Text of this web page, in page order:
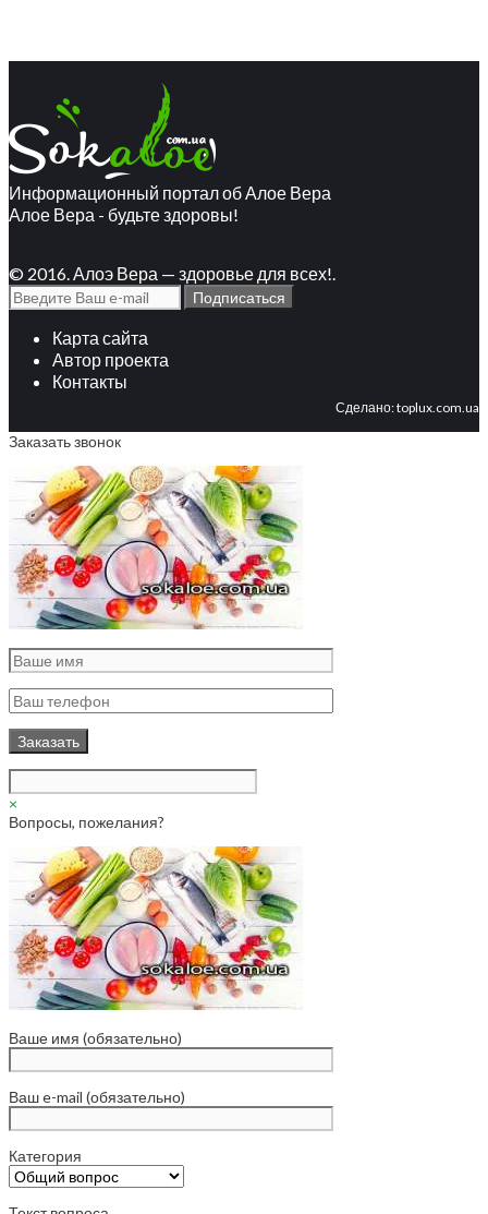
Информационный портал об Алое Вера
Алое Вера - будьте здоровы!
© 2016. Алоэ Вера — здоровье для всех!.
Карта сайта
Автор проекта
Контакты
Сделано:toplux.com.ua
Заказать звонок
×
Вопросы, пожелания?
Ваше имя (обязательно)
Ваш e-mail (обязательно)
Категория